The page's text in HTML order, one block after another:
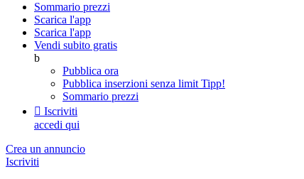
Sommario prezzi
Scarica l'app
Scarica l'app
Vendi subito gratis
b
Pubblica ora
Pubblica inserzioni senza limit Tipp!
Sommario prezzi
 Iscriviti
accedi qui
Crea un annuncio
Iscriviti